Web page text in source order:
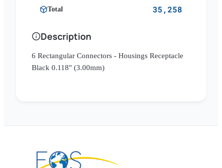
Total 35,258
Description
6 Rectangular Connectors - Housings Receptacle
Black 0.118" (3.00mm)